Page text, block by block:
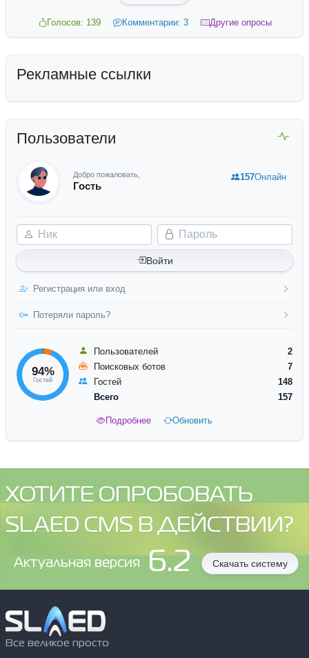
Голосов: 139 Комментарии: 3 Другие опросы
Рекламные ссылки
Пользователи
Добро пожаловать,
Гость
Ник Пароль
Войти
Регистрация или вход
Потеряли пароль?
157Онлайн
94%
Гостей
Пользователей
2
Поисковых ботов
7
Гостей
148
Всего
157
Подробнее Обновить
ХОТИТЕ ОПРОБОВАТЬ
SLAED CMS В ДЕЙСТВИИ?
Aктуальная версия 6.2 Скачать систему
Все великое просто